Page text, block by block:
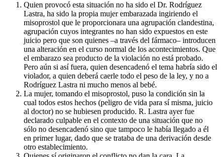
Quien provocó esta situación no ha sido el Dr. Rodríguez
Lastra, ha sido la propia mujer embarazada ingiriendo el
misoprostol que le proporcionara una agrupación clandestina,
agrupación cuyos integrantes no han sido expuestos en este
juicio pero que son quienes –a través del fármaco– introducen
una alteración en el curso normal de los acontecimientos. Que
el embarazo sea producto de la violación no está probado.
Pero aún si así fuera, quien desencadenó el tema habría sido el
violador, a quien deberá caerle todo el peso de la ley, y no a
Rodríguez Lastra ni mucho menos al bebé.
La mujer, tomando el misoprostol, puso la condición sin la
cual todos estos hechos (peligro de vida para sí misma, juicio
al doctor) no se hubiesen producido. R. Lastra ayer fue
declarado culpable en el contexto de una situación que no
sólo no desencadenó sino que tampoco le había llegado a él
en primer lugar, dado que se trataba de una derivación desde
otro establecimiento.